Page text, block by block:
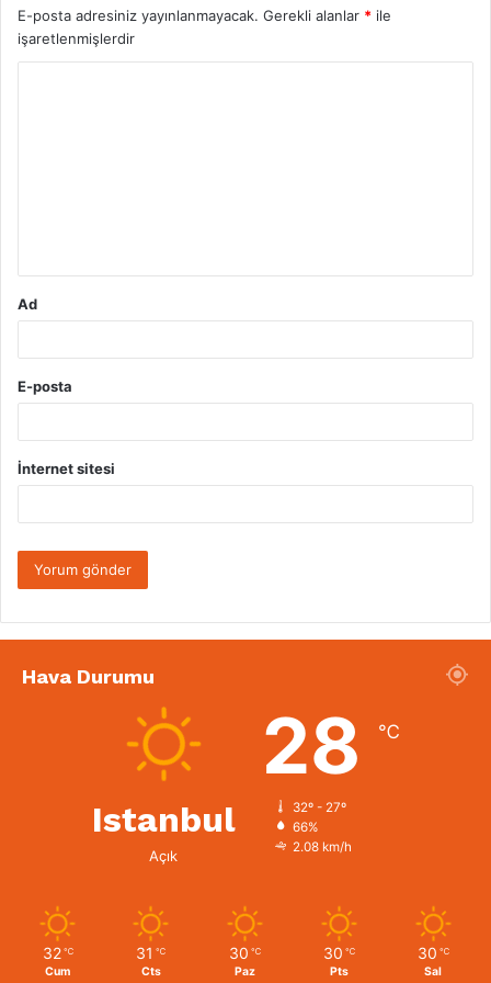
E-posta adresiniz yayınlanmayacak. Gerekli alanlar * ile
işaretlenmişlerdir
Ad
E-posta
İnternet sitesi
Hava Durumu
Istanbul
Açık
28 ℃
32º - 27º
66%
2.08 km/h
32 ℃
Cum
31 ℃
Cts
30 ℃
Paz
30 ℃
Pts
30 ℃
Sal